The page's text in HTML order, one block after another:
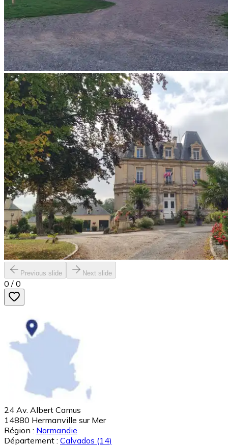
Previous slide Next slide
0 / 0
24 Av. Albert Camus
14880 Hermanville sur Mer
Région : Normandie
Département : Calvados (14)